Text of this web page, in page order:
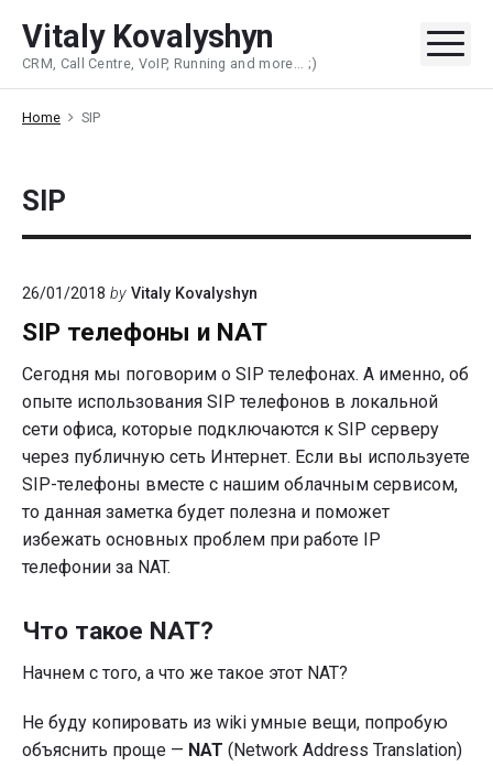
content
Vitaly Kovalyshyn
CRM, Call Centre, VoIP, Running and more... ;)
Home SIP
SIP
26/01/2018 by Vitaly Kovalyshyn
SIP телефоны и NAT
Сегодня мы поговорим о SIP телефонах. А именно, об
опыте использования SIP телефонов в локальной
сети офиса, которые подключаются к SIP серверу
через публичную сеть Интернет. Если вы используете
SIP-телефоны вместе с нашим облачным сервисом,
то данная заметка будет полезна и поможет
избежать основных проблем при работе IP
телефонии за NAT.
Что такое NAT?
Начнем с того, а что же такое этот NAT?
Не буду копировать из wiki умные вещи, попробую
объяснить проще — NAT (Network Address Translation)